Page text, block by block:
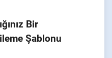
Bir
Şablonu